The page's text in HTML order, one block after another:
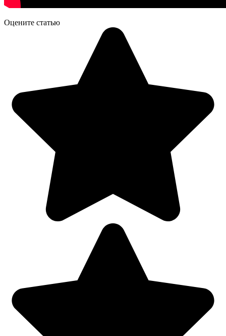
Оцените статью